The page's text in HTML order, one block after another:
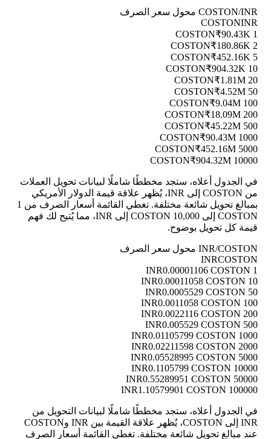
COSTON/INR محول سعر الصرف
COSTONINR
1 COSTON
₹90.43K
2 COSTON
₹180.86K
5 COSTON
₹452.16K
10 COSTON
₹904.32K
20 COSTON
₹1.81M
50 COSTON
₹4.52M
100 COSTON
₹9.04M
200 COSTON
₹18.09M
500 COSTON
₹45.22M
1000 COSTON
₹90.43M
5000 COSTON
₹452.16M
10000 COSTON
₹904.32M
في الجدول أعلاه، ستجد مخططًا شاملًا لبيانات تحويل العملات
من COSTON إلى INR، يُظهر علاقة قيمة الدولار الأمريكي
بمبالغ تحويل شائعة مختلفة. تغطي القائمة أسعار الصرف من 1
COSTON إلى 10,000 COSTON إلى INR، مما يُتيح لك فهم
قيمة كل تحويل بوضوح.
INR/COSTON محول سعر الصرف
INRCOSTON
1 INR
0.00001106 COSTON
10 INR
0.00011058 COSTON
50 INR
0.0005529 COSTON
100 INR
0.0011058 COSTON
200 INR
0.0022116 COSTON
500 INR
0.005529 COSTON
1000 INR
0.01105799 COSTON
2000 INR
0.02211598 COSTON
5000 INR
0.05528995 COSTON
10000 INR
0.1105799 COSTON
50000 INR
0.55289951 COSTON
100000 INR
1.10579901 COSTON
في الجدول أعلاه، ستجد مخططًا شاملًا لبيانات التحويل من
INR إلى COSTON، يُظهر علاقة القيمة بين INR وCOSTON
عند مبالغ تحويل شائعة مختلفة. تغطي القائمة أسعار الصرف